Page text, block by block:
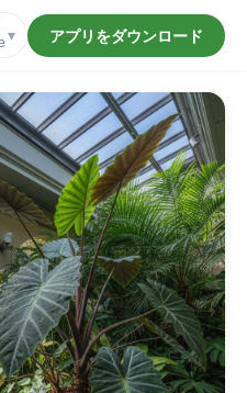
▾ アプリをダウンロード